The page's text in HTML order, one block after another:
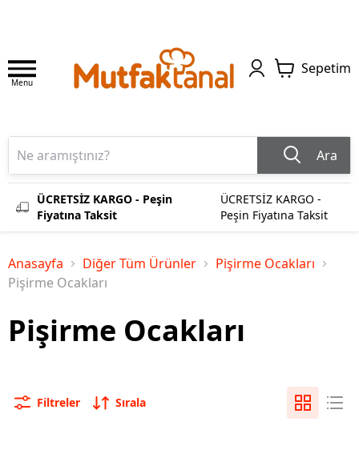
Menu
Sepetim
Ara
ÜCRETSİZ KARGO - Peşin
Fiyatına Taksit
ÜCRETSİZ KARGO -
Peşin Fiyatına Taksit
Anasayfa Diğer Tüm Ürünler
Pişirme Ocakları
Pişirme Ocakları
Pişirme Ocakları
Filtreler Sırala